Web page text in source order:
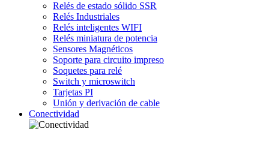
Relés de estado sólido SSR
Relés Industriales
Relés inteligentes WIFI
Relés miniatura de potencia
Sensores Magnéticos
Soporte para circuito impreso
Soquetes para relé
Switch y microswitch
Tarjetas PI
Unión y derivación de cable
Conectividad